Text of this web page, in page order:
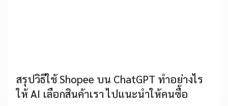
สรุปวิธีใช้ Shopee บน ChatGPT ทำอย่างไร
ให้ AI เลือกสินค้าเรา ไปแนะนำให้คนซื้อ